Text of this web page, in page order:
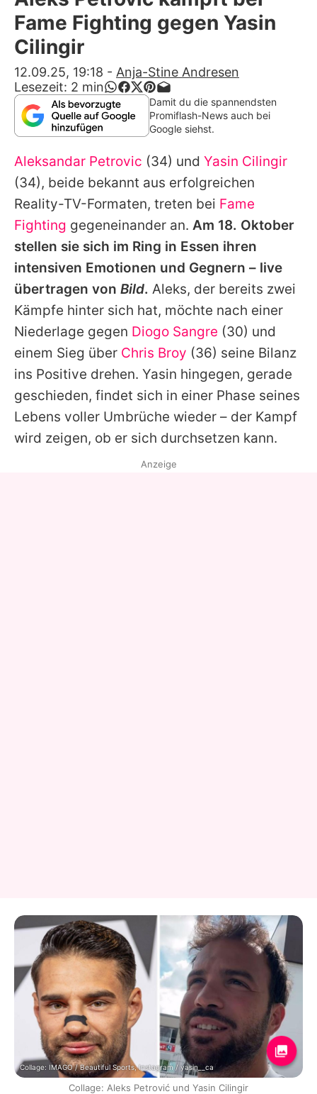
Alle Themen auf Promiflash
Jobs
App runterladen
Team
Redaktionelle Richtlinien
Impressum
Datenschutzerklärung
Nutzungsbedingungen
Utiq verwalten
Fame Fighting gegen Yasin
Cilingir
12.09.25, 19:18 - Anja-Stine Andresen
Lesezeit: 2 min
Damit du die spannendsten
Promiflash-News auch bei
Google siehst.
Aleksandar Petrovic (34) und Yasin Cilingir
(34), beide bekannt aus erfolgreichen
Reality-TV-Formaten, treten bei Fame
Fighting gegeneinander an. Am 18. Oktober
stellen sie sich im Ring in Essen ihren
intensiven Emotionen und Gegnern – live
übertragen von Bild. Aleks, der bereits zwei
Kämpfe hinter sich hat, möchte nach einer
Niederlage gegen Diogo Sangre (30) und
einem Sieg über Chris Broy (36) seine Bilanz
ins Positive drehen. Yasin hingegen, gerade
geschieden, findet sich in einer Phase seines
Lebens voller Umbrüche wieder – der Kampf
wird zeigen, ob er sich durchsetzen kann.
Anzeige
Collage: IMAGO / Beautiful Sports, Instagram / yasin__ca
Collage: Aleks Petrović und Yasin Cilingir